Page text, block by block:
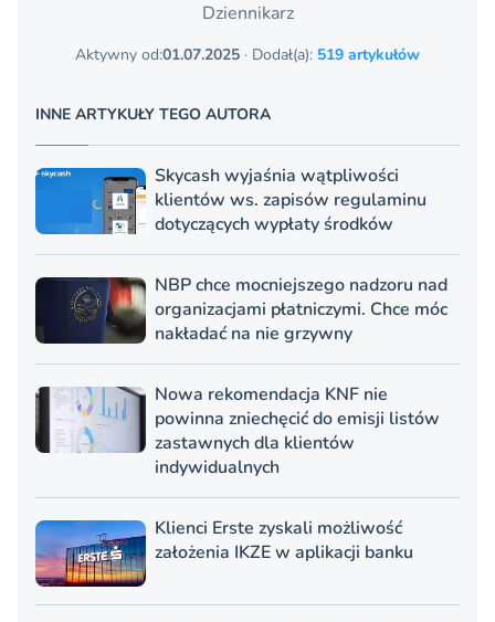
Dziennikarz
Aktywny od:01.07.2025 · Dodał(a): 519 artykułów
INNE ARTYKUŁY TEGO AUTORA
Skycash wyjaśnia wątpliwości
klientów ws. zapisów regulaminu
dotyczących wypłaty środków
NBP chce mocniejszego nadzoru nad
organizacjami płatniczymi. Chce móc
nakładać na nie grzywny
Nowa rekomendacja KNF nie
powinna zniechęcić do emisji listów
zastawnych dla klientów
indywidualnych
Klienci Erste zyskali możliwość
założenia IKZE w aplikacji banku